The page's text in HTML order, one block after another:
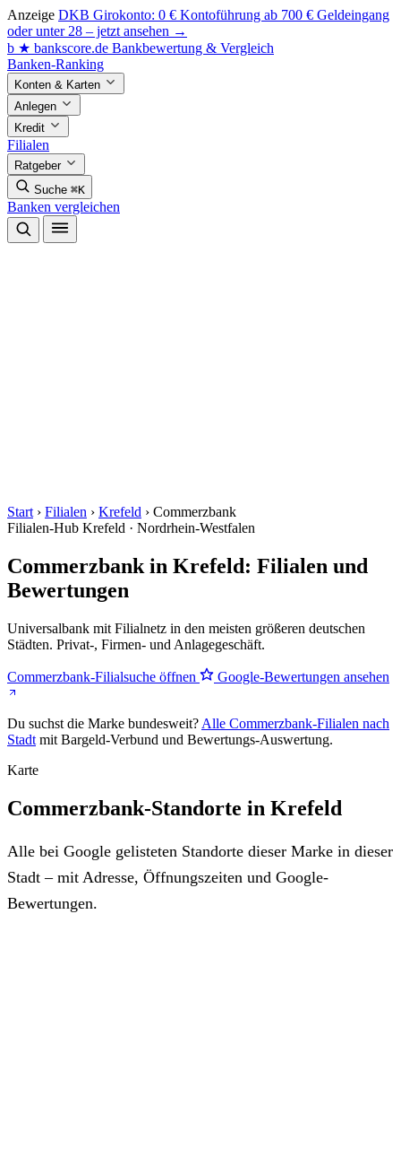
Anzeige DKB Girokonto: 0 € Kontoführung ab 700 € Geldeingang
oder unter 28 – jetzt ansehen →
b ★ bankscore.de Bankbewertung & Vergleich
Banken-Ranking
Konten & Karten
Anlegen
Kredit
Filialen
Ratgeber
Suche ⌘K
Banken vergleichen
Start › Filialen › Krefeld › Commerzbank
Filialen-Hub Krefeld · Nordrhein-Westfalen
Commerzbank in Krefeld: Filialen und
Bewertungen
Universalbank mit Filialnetz in den meisten größeren deutschen
Städten. Privat-, Firmen- und Anlagegeschäft.
Commerzbank-Filialsuche öffnen Google-Bewertungen ansehen
Du suchst die Marke bundesweit? Alle Commerzbank-Filialen nach
Stadt mit Bargeld-Verbund und Bewertungs-Auswertung.
Karte
Commerzbank-Standorte in Krefeld
Alle bei Google gelisteten Standorte dieser Marke in dieser
Stadt – mit Adresse, Öffnungszeiten und Google-
Bewertungen.